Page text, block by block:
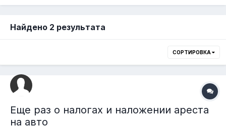
Найдено 2 результата
СОРТИРОВКА
Еще раз о налогах и наложении ареста
на авто